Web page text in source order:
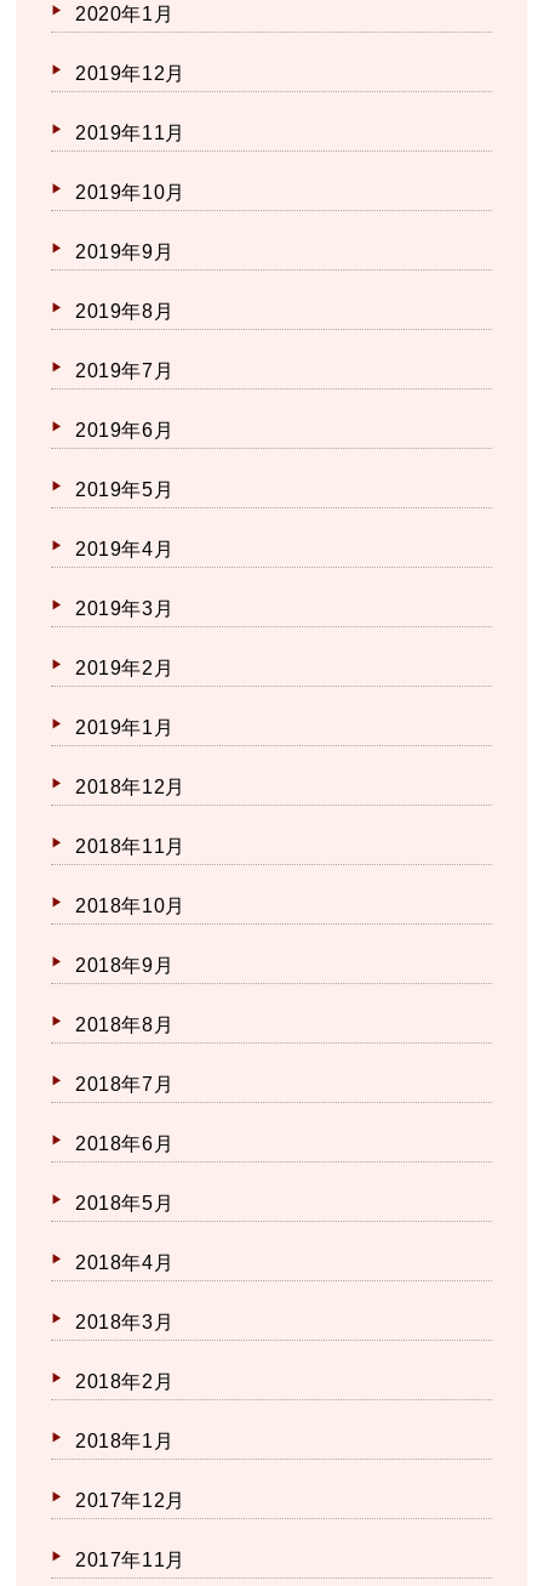
2020年1月
2019年12月
2019年11月
2019年10月
2019年9月
2019年8月
2019年7月
2019年6月
2019年5月
2019年4月
2019年3月
2019年2月
2019年1月
2018年12月
2018年11月
2018年10月
2018年9月
2018年8月
2018年7月
2018年6月
2018年5月
2018年4月
2018年3月
2018年2月
2018年1月
2017年12月
2017年11月